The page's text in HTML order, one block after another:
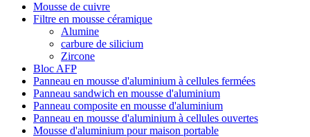
Mousse de cuivre
Filtre en mousse céramique
Alumine
carbure de silicium
Zircone
Bloc AFP
Panneau en mousse d'aluminium à cellules fermées
Panneau sandwich en mousse d'aluminium
Panneau composite en mousse d'aluminium
Panneau en mousse d'aluminium à cellules ouvertes
Mousse d'aluminium pour maison portable